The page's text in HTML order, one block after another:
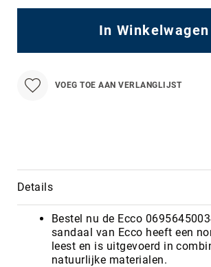
In Winkelwagen
VOEG TOE AAN VERLANGLIJST
Details
Bestel nu de Ecco
sandaal van Ecco heeft een
leest en is uitgevoerd in
natuurlijke materialen.